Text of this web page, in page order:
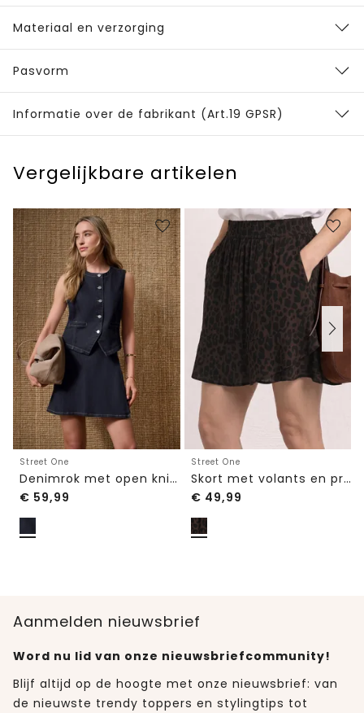
Materiaal en verzorging
Pasvorm
Informatie over de fabrikant (Art.19 GPSR)
Vergelijkbare artikelen
Street One
Denimrok met open knieën en wikkel-look
€ 59,99
Street One
Skort met volants en print
€ 49,99
Aanmelden nieuwsbrief
Word nu lid van onze nieuwsbriefcommunity!
Blijf altijd op de hoogte met onze nieuwsbrief: van
de nieuwste trendy toppers en stylingtips tot